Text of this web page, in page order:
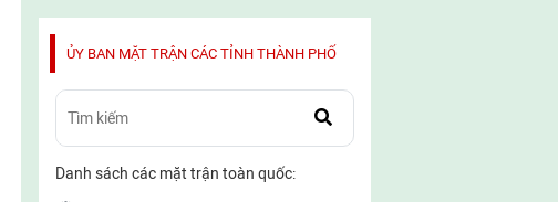
ỦY BAN MẶT TRẬN CÁC TỈNH THÀNH PHỐ
Danh sách các mặt trận toàn quốc: